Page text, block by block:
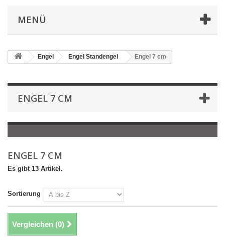
MENÜ
Engel Engel Standengel Engel 7 cm
ENGEL 7 CM
ENGEL 7 CM
Es gibt 13 Artikel.
Sortierung
Vergleichen (0)